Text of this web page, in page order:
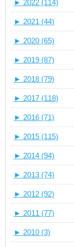
► 2022 (114)
► 2021 (44)
► 2020 (65)
► 2019 (87)
► 2018 (79)
► 2017 (118)
► 2016 (71)
► 2015 (115)
► 2014 (94)
► 2013 (74)
► 2012 (92)
► 2011 (77)
► 2010 (3)